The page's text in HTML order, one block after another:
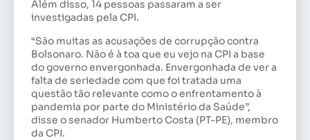
Além disso, 14 pessoas passaram a ser
investigadas pela CPI.
“São muitas as acusações de corrupção contra
Bolsonaro. Não é à toa que eu vejo na CPI a base
do governo envergonhada. Envergonhada de ver a
falta de seriedade com que foi tratada uma
questão tão relevante como o enfrentamento à
pandemia por parte do Ministério da Saúde”,
disse o senador Humberto Costa (PT-PE), membro
da CPI.